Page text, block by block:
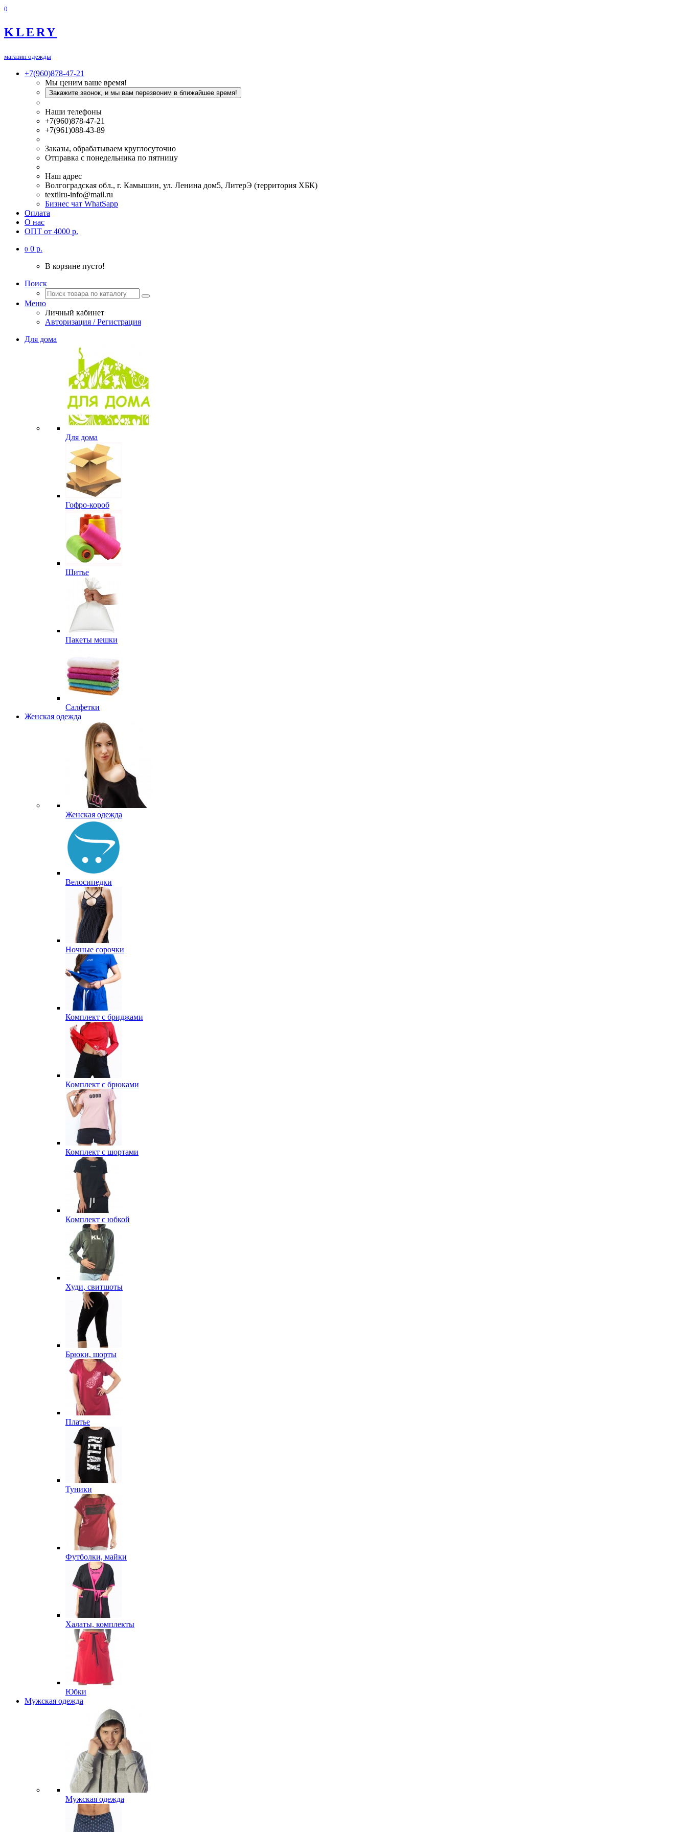
0
KLERY
магазин одежды
+7(960)878-47-21
Мы ценим ваше время!
Закажите звонок, и мы вам перезвоним в ближайшее время!
Наши телефоны
+7(960)878-47-21
+7(961)088-43-89
Заказы, обрабатываем круглосуточно
Отправка с понедельника по пятницу
Наш адрес
Волгоградская обл., г. Камышин, ул. Ленина дом5, ЛитерЭ (территория ХБК)
textilru-info@mail.ru
Бизнес чат WhatSapp
Оплата
О нас
ОПТ от 4000 р.
0 0 р.
В корзине пусто!
Поиск
Меню
Личный кабинет
Авторизация / Регистрация
Для дома
Для дома
Гофро-короб
Шитье
Пакеты мешки
Салфетки
Женская одежда
Женская одежда
Велосипедки
Ночные сорочки
Комплект с бриджами
Комплект с брюками
Комплект с шортами
Комплект с юбкой
Худи, свитшоты
Брюки, шорты
Платье
Туники
Футболки, майки
Халаты, комплекты
Юбки
Мужская одежда
Мужская одежда